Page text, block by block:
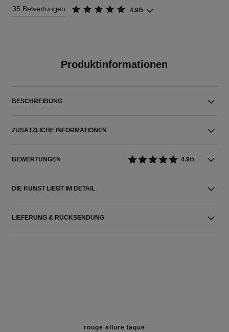
35 Bewertungen 4.9/5
Produktinformationen
BESCHREIBUNG
ZUSÄTZLICHE INFORMATIONEN
BEWERTUNGEN 4.9/5
DIE KUNST LIEGT IM DETAIL
LIEFERUNG & RÜCKSENDUNG
rouge allure laque